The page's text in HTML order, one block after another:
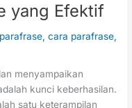
yang Efektif
,cara parafrase,
menyampaikan
kunci keberhasilan.
satu keterampilan